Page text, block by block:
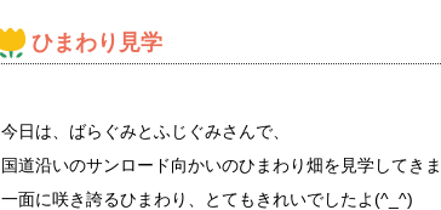
ひまわり見学
今日は、ばらぐみとふじぐみさんで、
国道沿いのサンロード向かいのひまわり畑を見学してきま
一面に咲き誇るひまわり、とてもきれいでしたよ(^_^)